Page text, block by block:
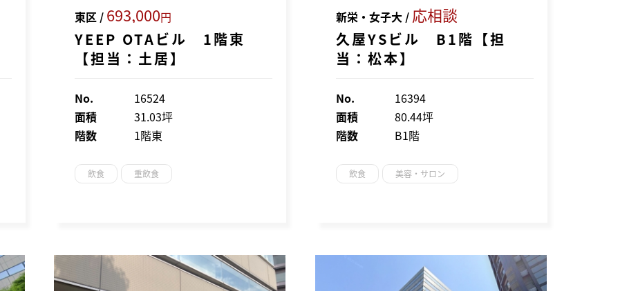
東区 / 693,000円
YEEP OTAビル 1階東
【担当：土居】
No.
16524
面積
31.03坪
階数
1階東
飲食 重飲食
新栄・女子大 / 応相談
久屋YSビル B1階【担
当：松本】
No.
16394
面積
80.44坪
階数
B1階
飲食 美容・サロン